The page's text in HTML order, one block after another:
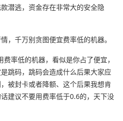
潜逃，资金存在非常大的安全隐
，千万别贪图便宜费率低的机器。
率低的机器，看似是你占了便宜，
跳码，跳码会造成什么后果大家应
被封卡或者降额、这个后果我想肯
建议不要用费率低于0.6的，天下没